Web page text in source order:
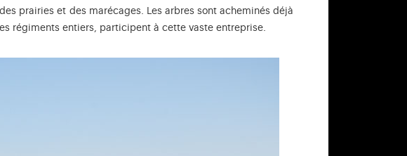
prairies et des marécages. Les arbres sont acheminés déjà
régiments entiers, participent à cette vaste entreprise.